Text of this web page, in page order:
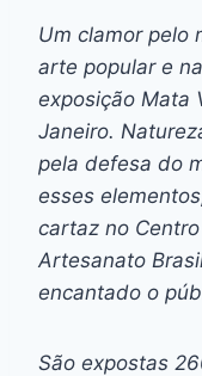
e
b
o
o
k
s
e
n
g
er
s
A
p
p
p
y
Li
n
k
Um clamor pelo
arte popular e
exposição Mata
Janeiro.
pela defesa do
esses
cartaz no
Artesanato
encantado o
São expostas